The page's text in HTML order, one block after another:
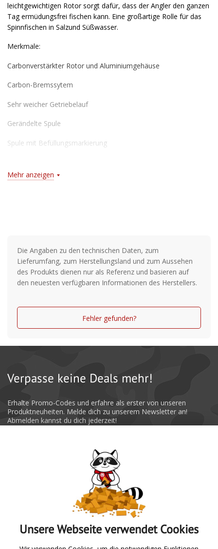
leichtgewichtigen Rotor sorgt dafür, dass der Angler den ganzen
Tag ermüdungsfrei fischen kann. Eine großartige Rolle für das
Spinnfischen in Salzund Süßwasser.
Merkmale:
Carbonverstärkter Rotor und Aluminiumgehäuse
Carbon-Bremssytem
Sehr weicher Getriebelauf
Gerändelte Spule
Spule mit Befüllungsmarkierung
CNC-gefräste Kurbel
Mehr anzeigen
Die Angaben zu den technischen Daten, zum
Lieferumfang, zum Herstellungsland und zum Aussehen
des Produkts dienen nur als Referenz und basieren auf
den neuesten verfügbaren Informationen des Herstellers.
Fehler gefunden?
Verpasse keine Deals mehr!
Erhalte Promo-Codes und erfahre als erster von unseren
Produktneuheiten. Melde dich zu unserem Newsletter an!
Abmelden kannst du dich jederzeit!
Absenden
Unsere Webseite verwendet Cookies